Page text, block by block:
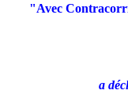
"Avec
a